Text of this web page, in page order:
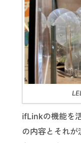
ifLinkの機能を
の内容とそれ